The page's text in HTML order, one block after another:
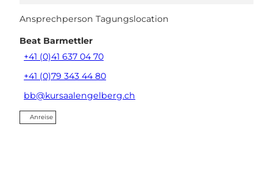
Ansprechperson Tagungslocation
Beat Barmettler
+41 (0)41 637 04 70
+41 (0)79 343 44 80
bb@kursaalengelberg.ch
Anreise